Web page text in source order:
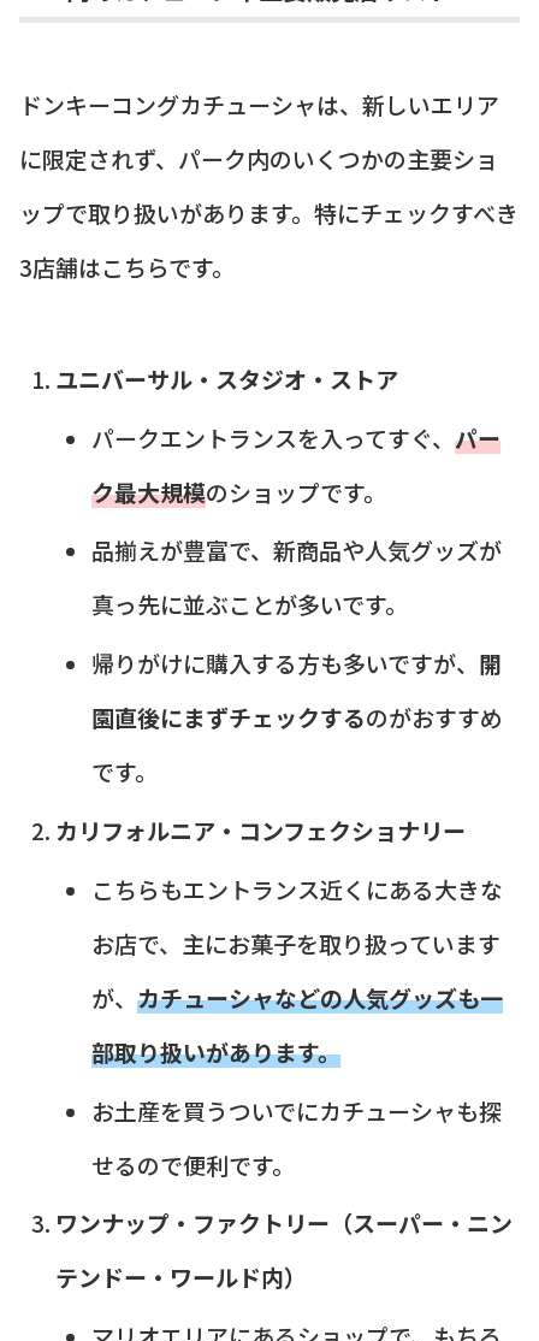
ドンキーコングカチューシャは、新しいエリア
に限定されず、パーク内のいくつかの主要ショ
ップで取り扱いがあります。特にチェックすべき
3店舗はこちらです。
ユニバーサル・スタジオ・ストア
パークエントランスを入ってすぐ、 パー
ク最大規模のショップです。
品揃えが豊富で、新商品や人気グッズが
真っ先に並ぶことが多いです。
帰りがけに購入する方も多いですが、 開
園直後にまずチェックするのがおすすめ
です。
カリフォルニア・コンフェクショナリー
こちらもエントランス近くにある大きな
お店で、主にお菓子を取り扱っています
が、 カチューシャなどの人気グッズも一
部取り扱いがあります。
お土産を買うついでにカチューシャも探
せるので便利です。
ワンナップ・ファクトリー（スーパー・ニン
テンドー・ワールド内）